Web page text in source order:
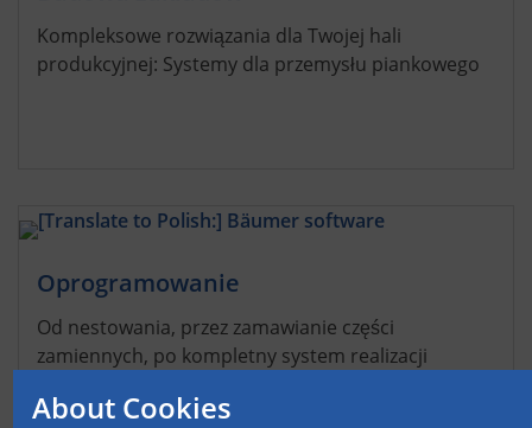
Kompleksowe rozwiązania dla Twojej hali
produkcyjnej: Systemy dla przemysłu piankowego
Oprogramowanie
Od nestowania, przez zamawianie części
zamiennych, po kompletny system realizacji
About Cookies